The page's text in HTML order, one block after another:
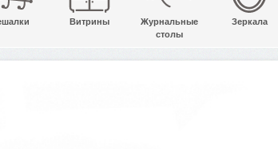
Витрины
Журнальные
столы
Зеркала